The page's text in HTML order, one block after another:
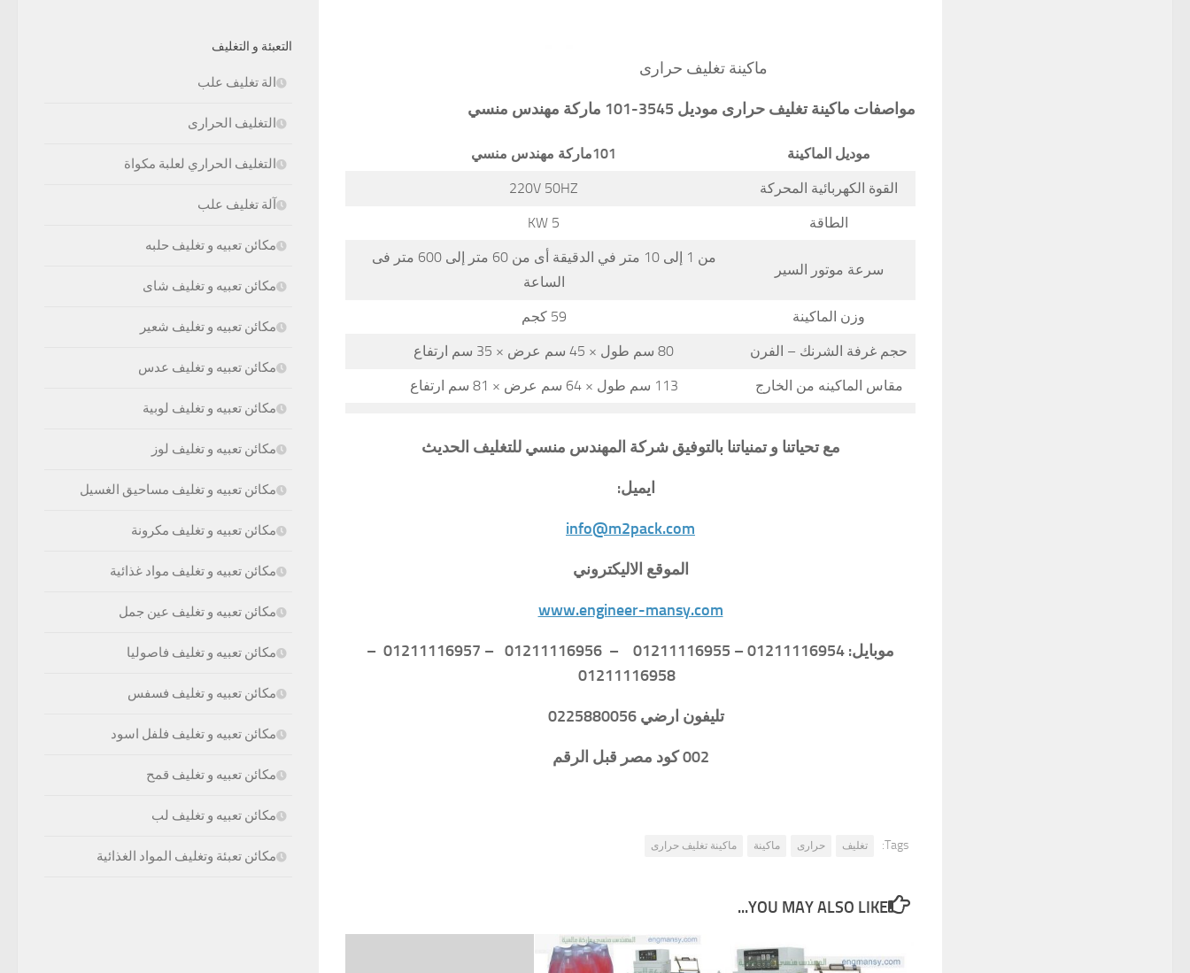
ماكينة تغليف حرارى
مواصفات ماكينة تغليف حرارى موديل 3545-101 ماركة مهندس منسي
موديل الماكينة 101ماركة مهندس منسي
القوة الكهربائية المحركة 220V 50HZ
الطاقة 5 KW
سرعة موتور السير
من 1 إلى 10 متر في الدقيقة أى من 60 متر إلى 600 متر فى
الساعة
وزن الماكينة 59 كجم
حجم غرفة الشرنك – الفرن 80 سم طول × 45 سم عرض × 35 سم ارتفاع
مقاس الماكينه من الخارج 113 سم طول × 64 سم عرض × 81 سم ارتفاع
مع تحياتنا و تمنياتنا بالتوفيق شركة المهندس منسي للتغليف الحديث
ايميل:
info@m2pack.com
الموقع الاليكتروني
www.engineer-mansy.com
موبايل: 01211116954 – 01211116955 – 01211116956 – 01211116957 –
تليفون ارضي 0225880056
002 كود مصر قبل الرقم
Tags: تغليف حرارى ماكينة ماكينة تغليف حرارى
YOU MAY ALSO LIKE...
التعبئة و التغليف
الة تغليف علب
التغليف الحرارى
التغليف الحراري لعلبة مكواة
آلة تغليف علب
مكائن تعبيه و تغليف حلبه
مكائن تعبيه و تغليف شاى
مكائن تعبيه و تغليف شعير
مكائن تعبيه و تغليف عدس
مكائن تعبيه و تغليف لوبية
مكائن تعبيه و تغليف لوز
مكائن تعبيه و تغليف مساحيق الغسيل
مكائن تعبيه و تغليف مكرونة
مكائن تعبيه و تغليف مواد غذائية
مكائن تعبيه و تغليف عين جمل
مكائن تعبيه و تغليف فاصوليا
مكائن تعبيه و تغليف فسفس
مكائن تعبيه و تغليف فلفل اسود
مكائن تعبيه و تغليف قمح
مكائن تعبيه و تغليف لب
مكائن تعبئة وتغليف المواد الغذائية